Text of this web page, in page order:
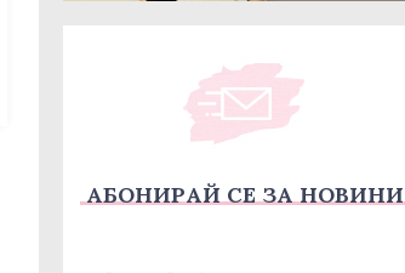
АБОНИРАЙ СЕ ЗА НОВИНИ